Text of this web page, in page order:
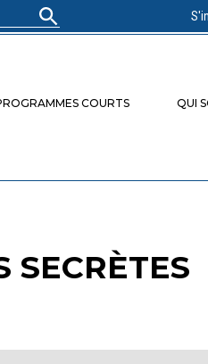
COURTS QUI
SECRÈTES